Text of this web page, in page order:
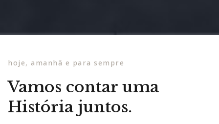
hoje, amanhã e para sempre
Vamos contar uma
História juntos.